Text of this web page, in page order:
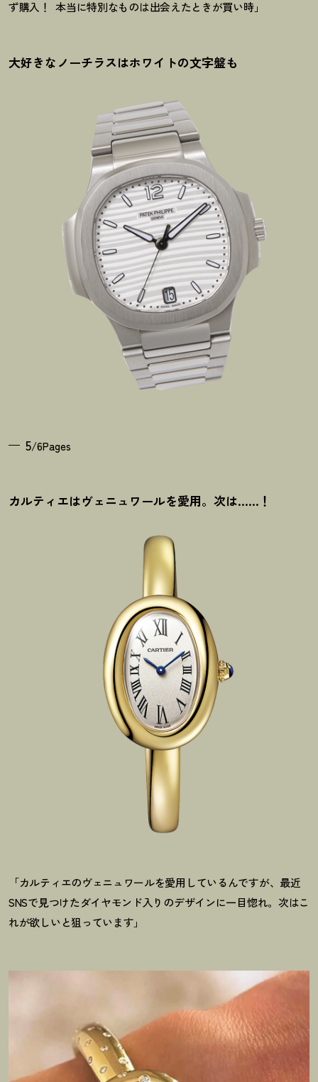
ず購入！ 本当に特別なものは出会えたときが買い時」
大好きなノーチラスはホワイトの文字盤も
5/6Pages
カルティエはヴェニュワールを愛用。次は…… ！
「カルティエのヴェニュワールを愛用しているんですが、最近
SNSで見つけたダイヤモンド入りのデザインに一目惚れ。次はこ
れが欲しいと狙っています」